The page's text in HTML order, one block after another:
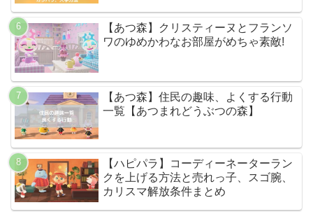
【あつ森】クリスティーヌとフランソ
ワのゆめかわなお部屋がめちゃ素敵!
【あつ森】住民の趣味、よくする行動
一覧【あつまれどうぶつの森】
【ハピパラ】コーディーネーターラン
クを上げる方法と売れっ子、スゴ腕、
カリスマ解放条件まとめ